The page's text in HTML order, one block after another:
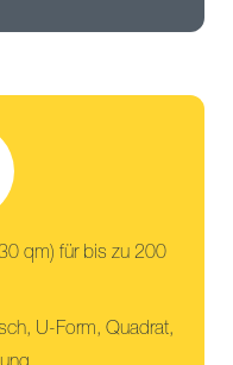
qm) für bis zu 200
U-Form, Quadrat,